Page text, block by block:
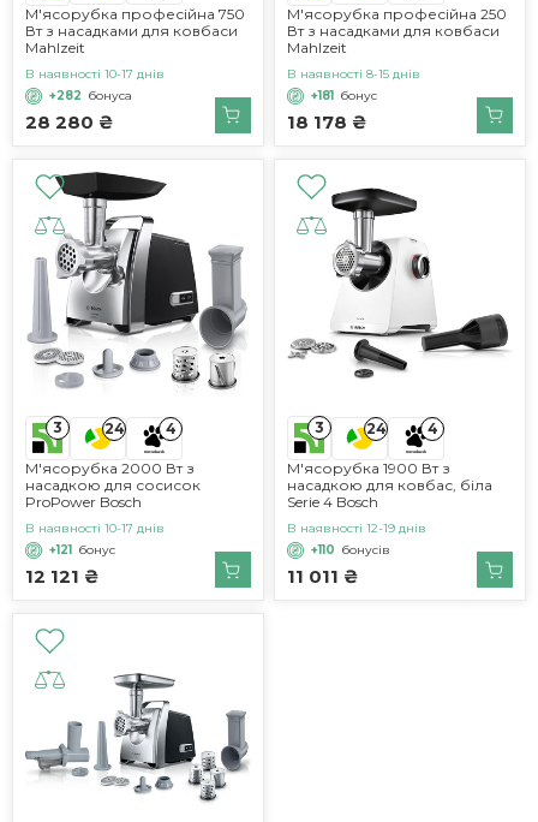
М'ясорубка професійна 750
Вт з насадками для ковбаси
Mahlzeit
28 280 ₴
В наявності 10-17 днів
+282 бонуса
М'ясорубка професійна 250
Вт з насадками для ковбаси
Mahlzeit
18 178 ₴
В наявності 8-15 днів
+181 бонус
3 24 4
М'ясорубка 2000 Вт з
насадкою для сосисок
ProPower Bosch
12 121 ₴
В наявності 10-17 днів
+121
бонус
3 24 4
М'ясорубка 1900 Вт з
насадкою для ковбас, біла
Serie 4 Bosch
11 011 ₴
В наявності 12-19 днів
+110 бонусів